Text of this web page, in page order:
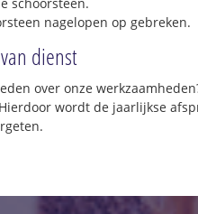
schoorsteen.
nagelopen op gebreken.
dienst
over onze
wordt de jaarlijkse